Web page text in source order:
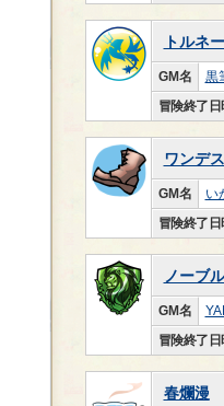
トルネ
GM名 黒
冒険終了日
ワンデ
GM名 い
冒険終了日
ノーブ
GM名
冒険終了日
春爛漫